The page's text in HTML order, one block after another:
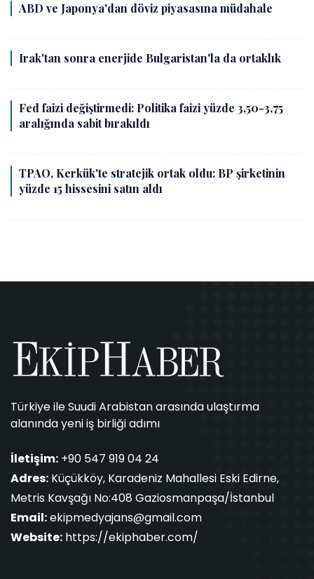
ABD ve Japonya'dan döviz piyasasına müdahale
Irak'tan sonra enerjide Bulgaristan'la da ortaklık
Fed faizi değiştirmedi: Politika faizi yüzde 3,50-3,75
aralığında sabit bırakıldı
TPAO, Kerkük'te stratejik ortak oldu: BP şirketinin
yüzde 15 hissesini satın aldı
Türkiye ile Suudi Arabistan arasında ulaştırma
alanında yeni iş birliği adımı
İletişim: +90 547 919 04 24
Adres: Küçükköy, Karadeniz Mahallesi Eski Edirne,
Metris Kavşağı No:408 Gaziosmanpaşa/İstanbul
Email:ekipmedyajans@gmail.com
Website: https://ekiphaber.com/